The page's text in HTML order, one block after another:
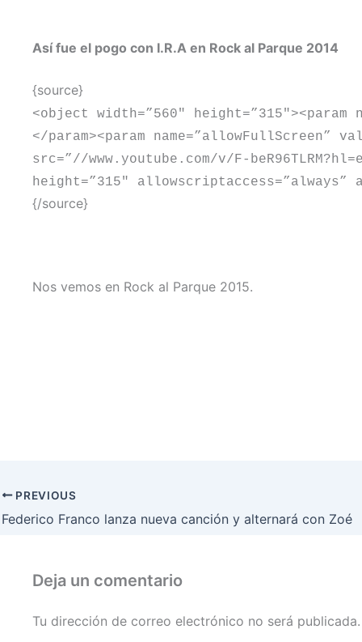
Así fue el pogo con I.R.A en Rock al Parque 2014
{source}
<object width=”560″ height=”315″><param
</param><param name=”allowFullScreen”
src=”//www.youtube.com/v/F-
height=”315″
{/source}
Nos vemos en Rock al Parque 2015.
PREVIOUS
Federico Franco lanza nueva canción y alternará con Zoé
Deja un comentario
Tu dirección de correo electrónico no será publicada.